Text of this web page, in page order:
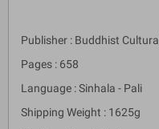
Publisher : Buddhist
Pages : 658
Language : Sinhala - Pali
Shipping Weight : 1625g